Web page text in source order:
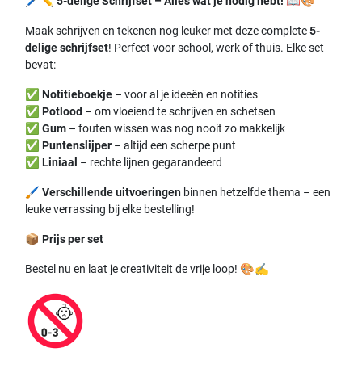
Maak schrijven en tekenen nog leuker met deze complete5-
delige schrijfset! Perfect voor school, werk of thuis. Elke set
bevat:
✅Notitieboekje – voor al je ideeën en notities
✅Potlood – om vloeiend te schrijven en schetsen
✅Gum – fouten wissen was nog nooit zo makkelijk
✅Puntenslijper – altijd een scherpe punt
✅Liniaal – rechte lijnen gegarandeerd
🖌️Verschillende uitvoeringen binnen hetzelfde thema – een
leuke verrassing bij elke bestelling!
📦Prijs per set
Bestel nu en laat je creativiteit de vrije loop! 🎨✍️